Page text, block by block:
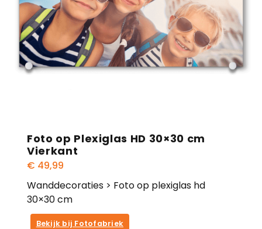
Foto op Plexiglas HD 30×30 cm
Vierkant
€ 49,99
Wanddecoraties > Foto op plexiglas hd
30×30 cm
Bekijk bij Fotofabriek